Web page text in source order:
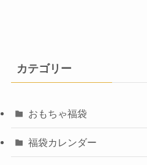
カテゴリー
おもちゃ福袋
福袋カレンダー